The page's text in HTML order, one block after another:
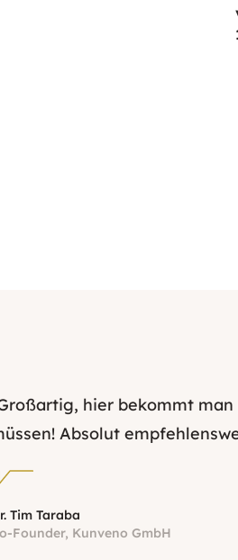
hier bekommt man
Absolut
Tim Taraba
Founder, Kunveno GmbH